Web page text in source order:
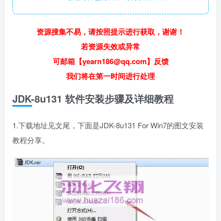
资源搜集不易，请按照提示进行获取，谢谢！
若资源失效或异常
可邮箱【yearn186@qq.com】反馈
我们将在第一时间进行处理
JDK-8u131 软件安装步骤及详细教程
1.下载地址见文尾，下面是JDK-8u131 For Win7的图文安装
教程分享。